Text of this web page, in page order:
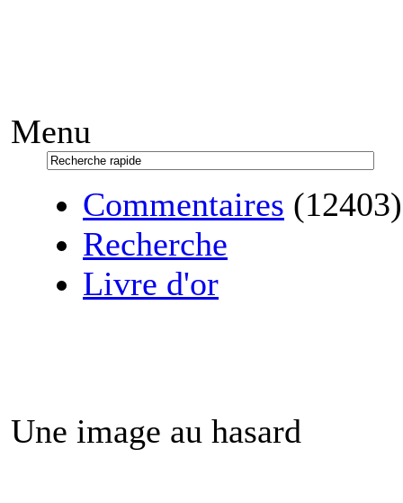
Menu
Commentaires (12403)
Recherche
Livre d'or
Une image au hasard